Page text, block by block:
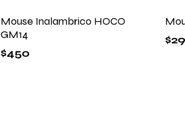
Mouse Inalambrico HOCO
GM14
$450
$